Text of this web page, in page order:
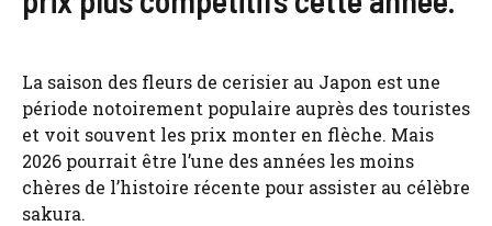
La saison des fleurs de cerisier au Japon est une
période notoirement populaire auprès des touristes
et voit souvent les prix monter en flèche. Mais
2026 pourrait être l’une des années les moins
chères de l’histoire récente pour assister au célèbre
sakura.